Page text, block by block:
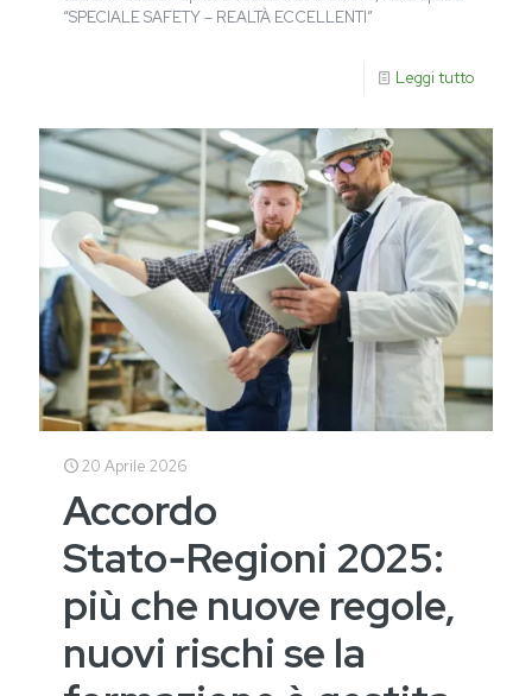
“SPECIALE SAFETY – REALTÀ ECCELLENTI”
Leggi tutto
20 Aprile 2026
Accordo
Stato‑Regioni 2025:
più che nuove regole,
nuovi rischi se la